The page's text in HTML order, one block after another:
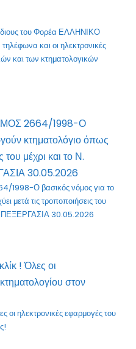
του Φορέα ΕΛΛΗΝΙΚΟ
και οι ηλεκτρονικές
και των κτηματολογικών
Ο βασικός νόμος για το
μετά τις τροποποιήσεις του
30.05.2026
οι ηλεκτρονικές εφαρμογές του